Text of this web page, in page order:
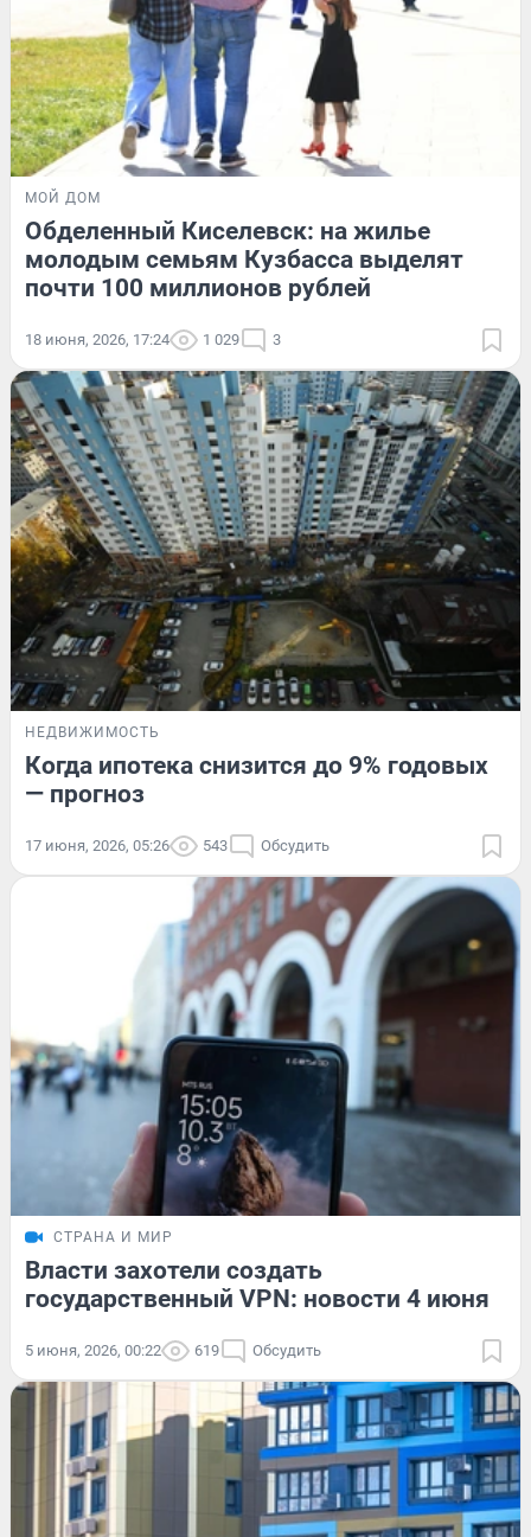
МОЙ ДОМ
Обделенный Киселевск: на жилье
молодым семьям Кузбасса выделят
почти 100 миллионов рублей
18 июня, 2026, 17:24 1 029 3
НЕДВИЖИМОСТЬ
Когда ипотека снизится до 9% годовых
— прогноз
17 июня, 2026, 05:26 543 Обсудить
СТРАНА И МИР
Власти захотели создать
государственный VPN: новости 4 июня
5 июня, 2026, 00:22 619 Обсудить